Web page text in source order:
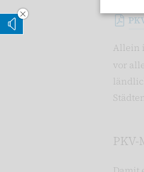
Allein
vor
Vorleseoption verstecken
Vorlesen